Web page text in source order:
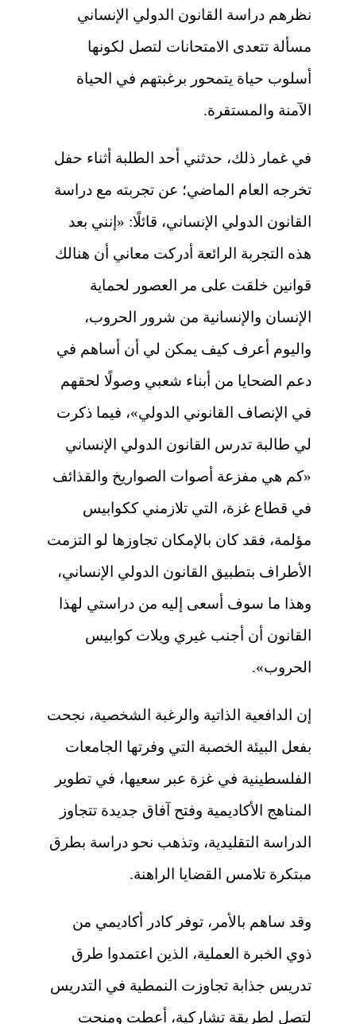
نظرهم دراسة القانون الدولي الإنساني
مسألة تتعدى الامتحانات لتصل لكونها
أسلوب حياة يتمحور برغبتهم في الحياة
الآمنة والمستقرة.
في غمار ذلك، حدثني أحد الطلبة أثناء حفل
تخرجه العام الماضي؛ عن تجربته مع دراسة
القانون الدولي الإنساني، قائلًا: «إنني بعد
هذه التجربة الرائعة أدركت معاني أن هنالك
قوانين خلقت على مر العصور لحماية
الإنسان والإنسانية من شرور الحروب،
واليوم أعرف كيف يمكن لي أن أساهم في
دعم الضحايا من أبناء شعبي وصولًا لحقهم
في الإنصاف القانوني الدولي»، فيما ذكرت
لي طالبة تدرس القانون الدولي الإنساني
«كم هي مفزعة أصوات الصواريخ والقذائف
في قطاع غزة، التي تلازمني ككوابيس
مؤلمة، فقد كان بالإمكان تجاوزها لو التزمت
الأطراف بتطبيق القانون الدولي الإنساني،
وهذا ما سوف أسعى إليه من دراستي لهذا
القانون أن أجنب غيري ويلات كوابيس
الحروب».
إن الدافعية الذاتية والرغبة الشخصية، نجحت
بفعل البيئة الخصبة التي وفرتها الجامعات
الفلسطينية في غزة عبر سعيها، في تطوير
المناهج الأكاديمية وفتح آفاق جديدة تتجاوز
الدراسة التقليدية، وتذهب نحو دراسة بطرق
مبتكرة تلامس القضايا الراهنة.
وقد ساهم بالأمر، توفر كادر أكاديمي من
ذوي الخبرة العملية، الذين اعتمدوا طرق
تدريس جذابة تجاوزت النمطية في التدريس
لتصل لطريقة تشاركية، أعطت ومنحت